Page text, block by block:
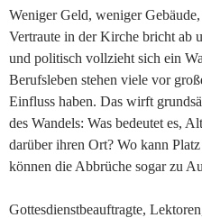
Weniger Geld, weniger
Vertraute in der Kirche bricht ab
und politisch vollzieht sich ein
Berufsleben stehen viele vor
Einfluss haben. Das wirft
des Wandels: Was bedeutet es,
darüber ihren Ort? Wo kann
können die Abbrüche sogar zu
Gottesdienstbeauftragte,